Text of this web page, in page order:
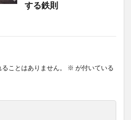
する鉄則
ことはありません。 ※ が付いている